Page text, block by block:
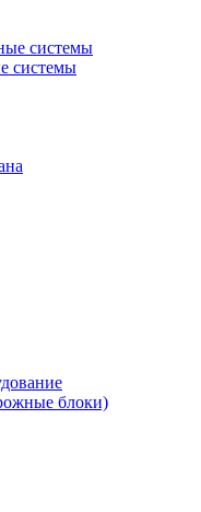
системы
системы
блоки)